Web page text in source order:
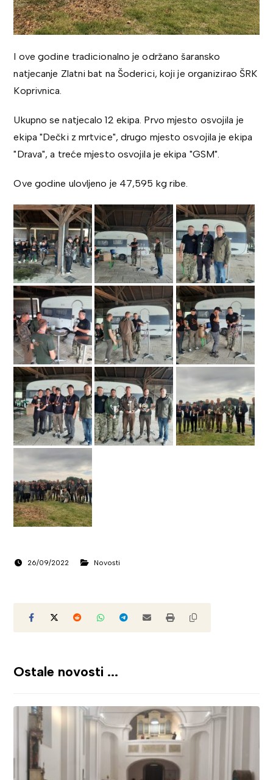
I ove godine tradicionalno je održano šaransko
natjecanje Zlatni bat na Šoderici, koji je organizirao ŠRK
Koprivnica.
Ukupno se natjecalo 12 ekipa. Prvo mjesto osvojila je
ekipa "Dečki z mrtvice", drugo mjesto osvojila je ekipa
"Drava", a treće mjesto osvojila je ekipa "GSM".
Ove godine ulovljeno je 47,595 kg ribe.
26/09/2022 Novosti
Ostale novosti ...